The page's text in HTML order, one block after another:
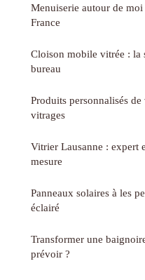
Menuiserie autour de
France
Cloison mobile vitrée : la
bureau
Produits personnalisés
vitrages
Vitrier Lausanne : expert
mesure
Panneaux solaires à les
éclairé
Transformer une
prévoir ?